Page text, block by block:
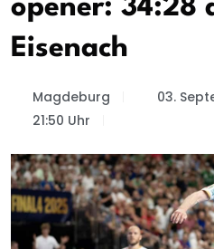
opener: 34:28
Eisenach
Magdeburg
03.
21:50 Uhr